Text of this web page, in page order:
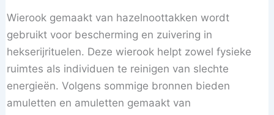
Wierook gemaakt van hazelnoottakken wordt
gebruikt voor bescherming en zuivering in
hekserijrituelen. Deze wierook helpt zowel fysieke
ruimtes als individuen te reinigen van slechte
energieën. Volgens sommige bronnen bieden
amuletten en amuletten gemaakt van